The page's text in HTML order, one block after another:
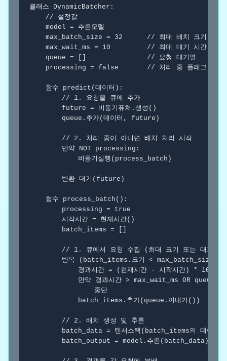
클래스 DynamicBatcher:
// 설정값
    model = 추론모델
    max_batch_size = 32
// 최대 배치 크기
    max_wait_ms = 10
// 최대 대기 시간 (ms)
    queue = []
// 요청 대기열
    processing = false
// 처리 중 플래그
함수 predict(데이터):
// 1. 요청을 큐에 추가
        future = 비동기퓨처.생성()
        queue.추가(데이터, future)
// 2. 처리 중이 아니면 배치 처리 시작
만약 NOT processing:
            비동기실행(process_batch)
반환 대기(future)
함수 process_batch():
        processing = true
        시작시간 = 현재시간()
        batch_items = []
// 1. 큐에서 요청 수집 (최대 크기 또는 대기시
반복 (batch_items.크기 < max_batch_size):
            경과시간 = (현재시간 - 시작시간) * 1000
만약 경과시간 > max_wait_ms OR queue.비
중단
            batch_items.추가(queue.꺼내기())
// 2. 배치 생성 및 추론
batch_data = 텐서스택(batch_items의 데이터
        batch_output = model.추론(batch_data)